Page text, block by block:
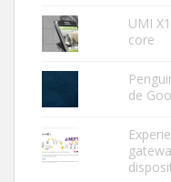
UMI
core
de